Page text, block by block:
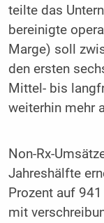
teilte das
bereinigte
Marge) soll
den ersten
Mittel- bis
weiterhin mehr
Non-Rx-
Jahreshälfte
Prozent auf
mit